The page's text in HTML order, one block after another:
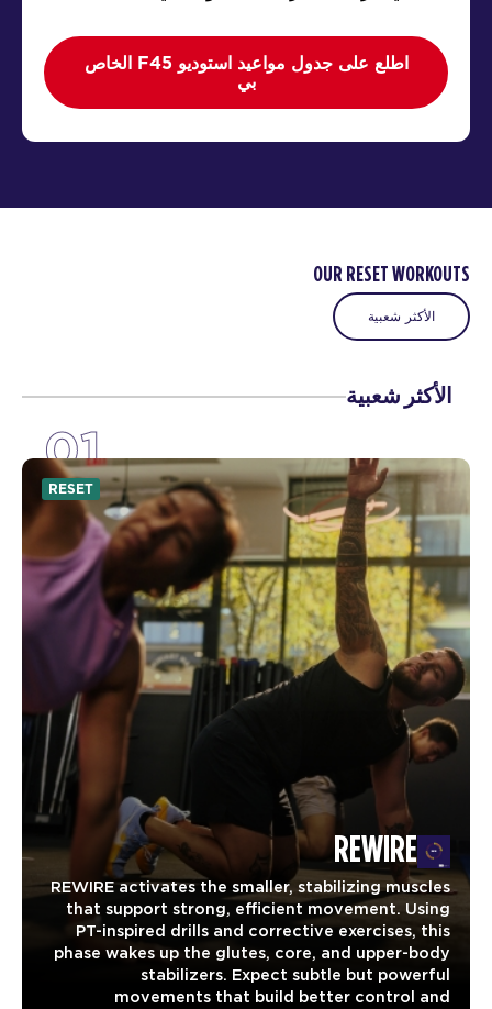
اطلع على جدول مواعيد استوديو F45 الخاص
بي
OUR RESET WORKOUTS
الأكثر شعبية
الأكثر شعبية
01
RESET
REWIRE
REWIRE activates the smaller, stabilizing muscles
that support strong, efficient movement. Using
PT-inspired drills and corrective exercises, this
phase wakes up the glutes, core, and upper-body
stabilizers. Expect subtle but powerful
movements that build better control and